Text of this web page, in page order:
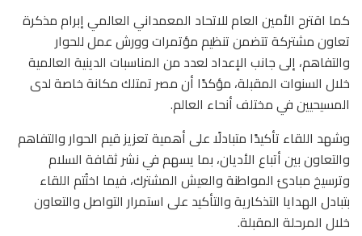
كما اقترح الأمين العام للاتحاد المعمداني العالمي إبرام مذكرة
تعاون مشتركة تتضمن تنظيم مؤتمرات وورش عمل للحوار
والتفاهم، إلى جانب الإعداد لعدد من المناسبات الدينية العالمية
خلال السنوات المقبلة، مؤكدًا أن مصر تمتلك مكانة خاصة لدى
المسيحيين في مختلف أنحاء العالم.
وشهد اللقاء تأكيدًا متبادلًا على أهمية تعزيز قيم الحوار والتفاهم
والتعاون بين أتباع الأديان، بما يسهم في نشر ثقافة السلام
وترسيخ مبادئ المواطنة والعيش المشترك، فيما اختُتم اللقاء
بتبادل الهدايا التذكارية والتأكيد على استمرار التواصل والتعاون
خلال المرحلة المقبلة.